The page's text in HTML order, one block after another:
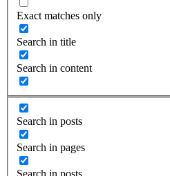
Exact matches only
Search in title
Search in content
Search in posts
Search in pages